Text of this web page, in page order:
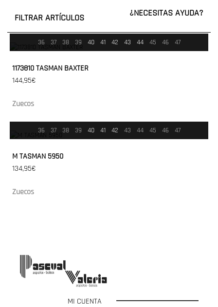
FILTRAR ARTÍCULOS ¿NECESITAS AYUDA?
36 37 38 39 40 41 42 43 44 45 46 47
1173810 TASMAN BAXTER
144,95€
Zuecos
36 37 38 39 40 41 42 43 44 45 46 47
M TASMAN 5950
134,95€
Zuecos
MI CUENTA